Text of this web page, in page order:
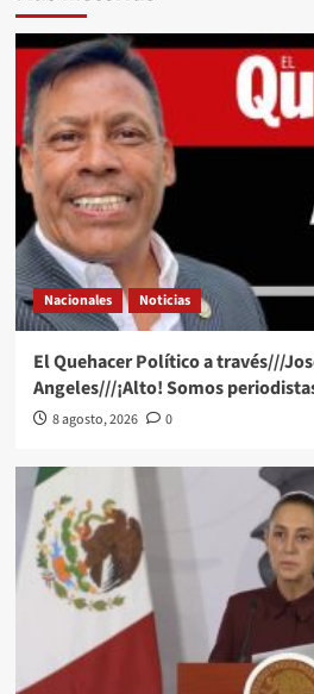
Nacionales Noticias
El Quehacer Político a través///
Angeles///¡Alto! Somos
8 agosto, 2026 0